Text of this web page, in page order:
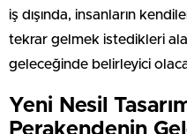
iş dışında, insanların
tekrar gelmek istedikleri
geleceğinde belirleyici
Yeni Nesil